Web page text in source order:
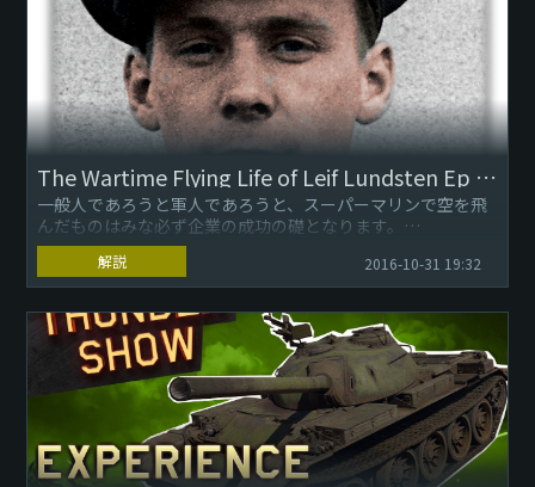
The Wartime Flying Life of Leif Lundsten Ep III: Test Pilot
一般人であろうと軍人であろうと、スーパーマリンで空を飛
んだものはみな必ず企業の成功の礎となります。
そして、一部の人間はその過程で命を落としました。
- ヴィ...
解説 2016-10-31 19:32